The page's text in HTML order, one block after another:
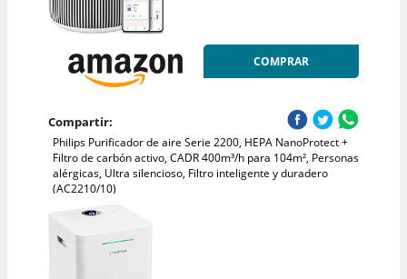
COMPRAR
Compartir:
Philips Purificador de aire Serie 2200, HEPA NanoProtect +
Filtro de carbón activo, CADR 400m³/h para 104m², Personas
alérgicas, Ultra silencioso, Filtro inteligente y duradero
(AC2210/10)